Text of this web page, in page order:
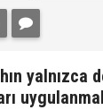
yalnızca